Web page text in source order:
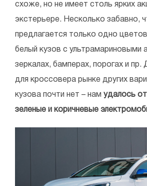
схоже, но не имеет столь ярких
экстерьере. Несколько забавно,
предлагается только одно
белый кузов с ультрамариновыми
зеркалах, бамперах, порогах и
для кроссовера рынке других
кузова почти нет – нам удалось
зеленые и коричневые